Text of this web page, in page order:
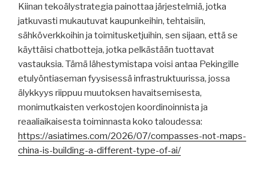
Kiinan tekoälystrategia painottaa järjestelmiä, jotka
jatkuvasti mukautuvat kaupunkeihin, tehtaisiin,
sähköverkkoihin ja toimitusketjuihin, sen sijaan, että se
käyttäisi chatbotteja, jotka pelkästään tuottavat
vastauksia. Tämä lähestymistapa voisi antaa Pekingille
etulyöntiaseman fyysisessä infrastruktuurissa, jossa
älykkyys riippuu muutoksen havaitsemisesta,
monimutkaisten verkostojen koordinoinnista ja
reaaliaikaisesta toiminnasta koko taloudessa:
https://asiatimes.com/2026/07/compasses-not-maps-
china-is-building-a-different-type-of-ai/